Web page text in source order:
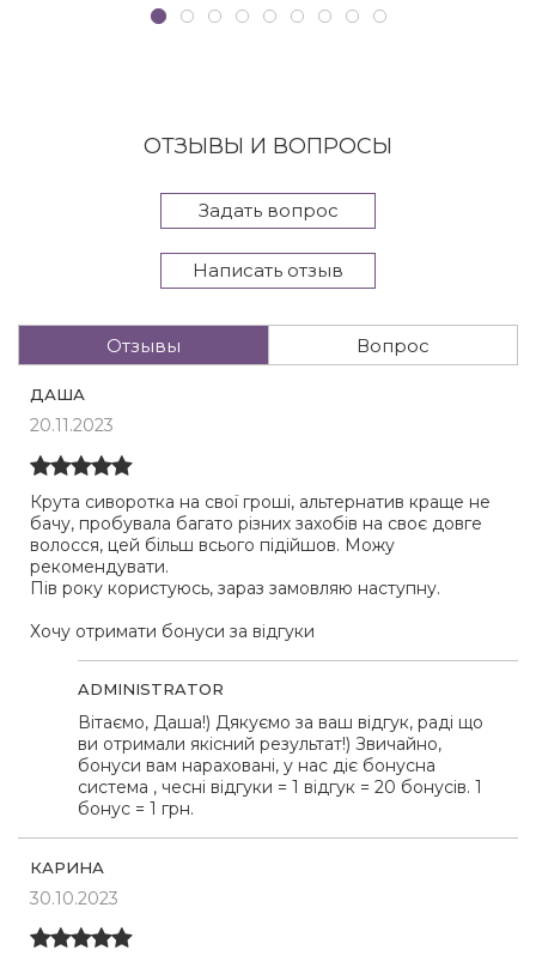
ОТЗЫВЫ И ВОПРОСЫ
Задать вопрос
Написать отзыв
Отзывы Вопрос
ДАША
20.11.2023
Крута сиворотка на свої гроші, альтернатив краще не
бачу, пробувала багато різних захобів на своє довге
волосся, цей більш всього підійшов. Можу
рекомендувати.
Пів року користуюсь, зараз замовляю наступну.
Хочу отримати бонуси за відгуки
ADMINISTRATOR
Вітаємо, Даша!) Дякуємо за ваш відгук, раді що
ви отримали якісний результат!) Звичайно,
бонуси вам нараховані, у нас діє бонусна
система , чесні відгуки = 1 відгук = 20 бонусів. 1
бонус = 1 грн.
КАРИНА
30.10.2023